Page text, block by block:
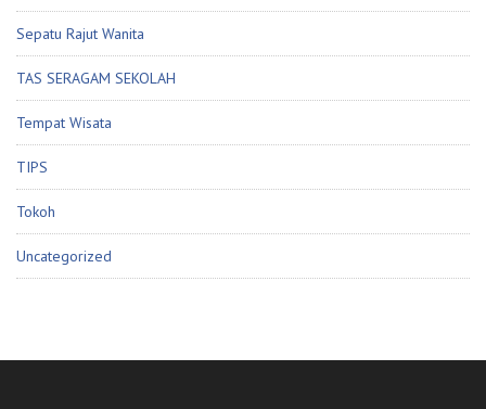
Sepatu Rajut Wanita
TAS SERAGAM SEKOLAH
Tempat Wisata
TIPS
Tokoh
Uncategorized